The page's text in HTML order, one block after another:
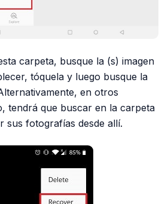
carpeta, busque la (s) imagen
tóquela y luego busque la
en otros
tendrá que buscar en la carpeta
sus fotografías desde allí.